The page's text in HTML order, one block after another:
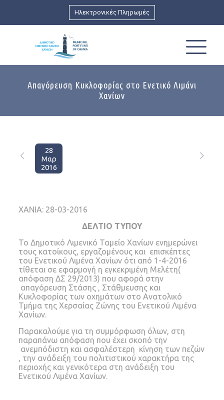
Ηλεκτρονικές Πληρωμές
Απαγόρευση Κυκλοφορίας στο Ενετικό Λιμάνι
Χανίων
28
Μαρ
2016
ΧΑΝΙΑ: 28-03-2016
ΔΕΛΤΙΟ ΤΥΠΟΥ
Το Δημοτικό Λιμενικό Ταμείο Χανίων ενημερώνει
τους κατοίκους, εργαζομένους και επισκέπτες
του Ενετικού Λιμένα Χανίων ότι από 1-4-2016
τίθεται σε εφαρμογή η εγκεκριμένη Μελέτη(
απόφαση ΔΣ 29/2013) που αφορά στην
απαγόρευση Στάσης , Στάθμευσης και
Κυκλοφορίας των οχημάτων στο Ανατολικό
Τμήμα της Χερσαίας Ζώνης του Ενετικού Λιμένα
Χανίων.
Παρακαλούμε για τη συμμόρφωση όλων, στη
παραπάνω απόφαση που έχει σκοπό την
ανεμπόδιστη και ασφαλέστερη κίνηση των πεζών
, την ανάδειξη του πολιτιστικού χαρακτήρα της
περιοχής και γενικότερα στη ανάδειξη του
Ενετικού Λιμένα Χανίων.